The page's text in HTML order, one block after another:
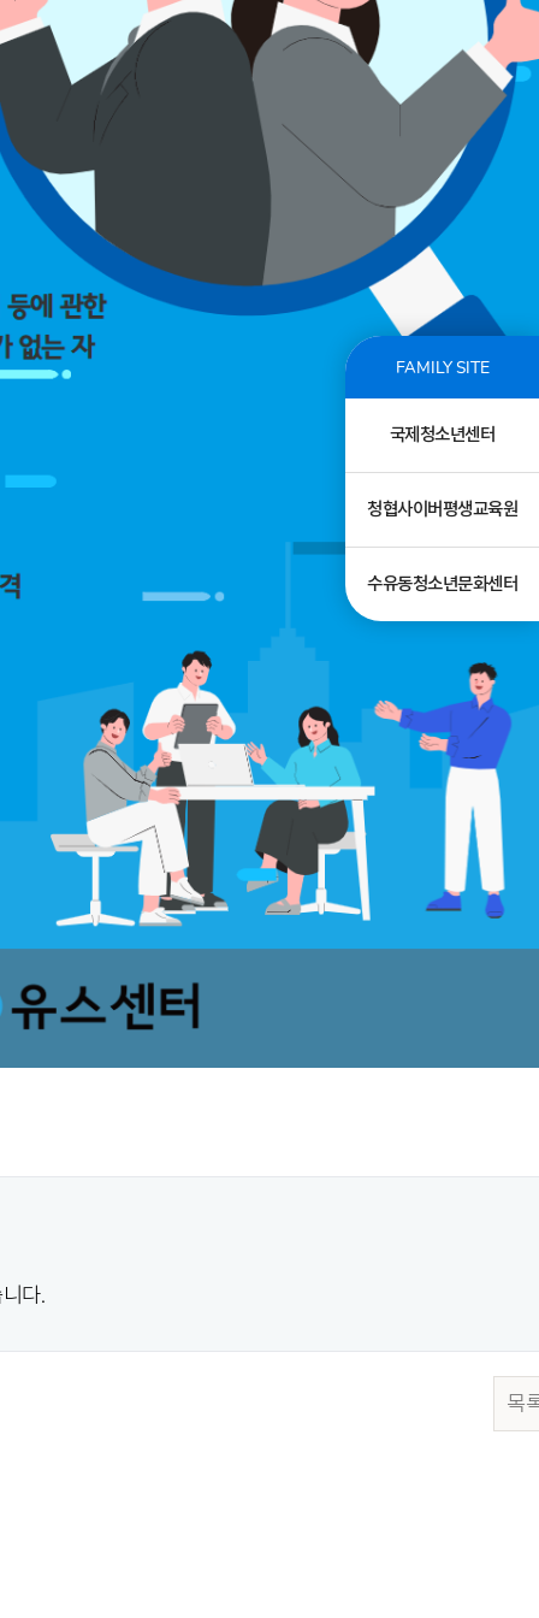
FAMILY SITE
국제청소년센터
청협사이버평생교육원
수유동청소년문화센터
다.
목